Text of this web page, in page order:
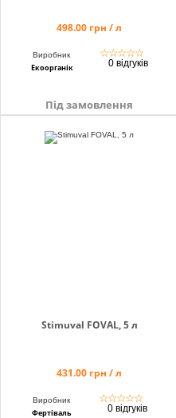
498.00 грн / л
Виробник
Екоорганік
☆☆☆☆☆
0 відгуків
Під замовлення
Stimuval FOVAL, 5 л
431.00 грн / л
Виробник
Фертіваль
☆☆☆☆☆
0 відгуків